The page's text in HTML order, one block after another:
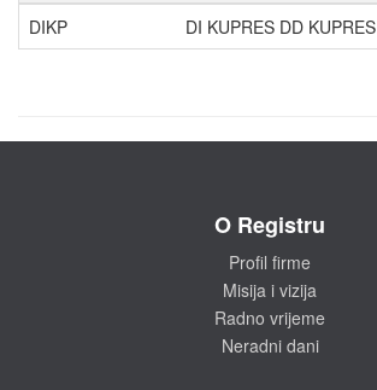
DIKP
DI KUPRES DD KUPRES
O Registru
Profil firme
Misija i vizija
Radno vrijeme
Neradni dani